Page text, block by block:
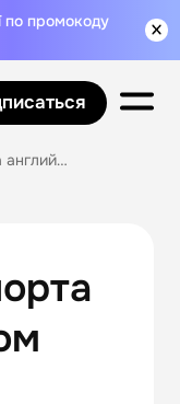
по промокоду
Виды транспорта на английском